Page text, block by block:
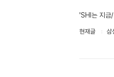
'SHI는 지
현재글 삼